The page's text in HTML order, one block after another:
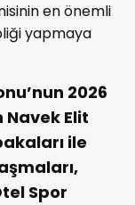
en önemli
yapmaya
2026
Elit
ile
Spor